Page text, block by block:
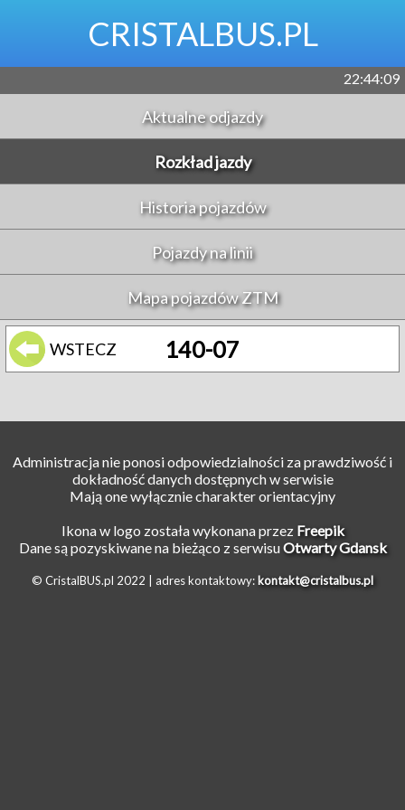
CRISTALBUS.PL
22:44:09
Aktualne odjazdy
Rozkład jazdy
Historia pojazdów
Pojazdy na linii
Mapa pojazdów ZTM
WSTECZ 140-07
Administracja nie ponosi odpowiedzialności za prawdziwość i
dokładność danych dostępnych w serwisie
Mają one wyłącznie charakter orientacyjny
Ikona w logo została wykonana przez Freepik
Dane są pozyskiwane na bieżąco z serwisuOtwarty Gdansk
© CristalBUS.pl 2022 | adres kontaktowy: kontakt@cristalbus.pl